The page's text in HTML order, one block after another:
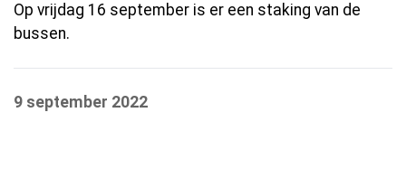
Op vrijdag 16 september is er een staking van de
bussen.
9 september 2022